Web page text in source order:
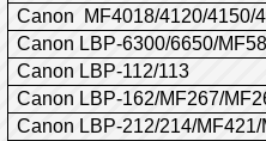
Canon MF4018/4120/4150/
Canon LBP-6300/6650/
Canon LBP-112/113
Canon LBP-162/MF267/
Canon LBP-212/214/MF421/